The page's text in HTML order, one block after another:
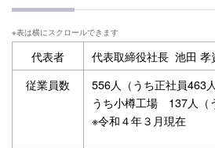
代表者
代表取締役社長 池田 孝
従業員数
556人（うち正社員463人
うち小樽工場 137人（
※令和４年３月現在